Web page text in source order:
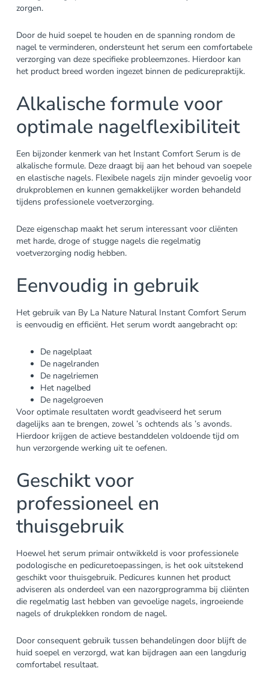
zorgen.
Door de huid soepel te houden en de spanning rondom de
nagel te verminderen, ondersteunt het serum een comfortabele
verzorging van deze specifieke probleemzones. Hierdoor kan
het product breed worden ingezet binnen de pedicurepraktijk.
Alkalische formule voor
optimale nagelflexibiliteit
Een bijzonder kenmerk van het Instant Comfort Serum is de
alkalische formule. Deze draagt bij aan het behoud van soepele
en elastische nagels. Flexibele nagels zijn minder gevoelig voor
drukproblemen en kunnen gemakkelijker worden behandeld
tijdens professionele voetverzorging.
Deze eigenschap maakt het serum interessant voor cliënten
met harde, droge of stugge nagels die regelmatig
voetverzorging nodig hebben.
Eenvoudig in gebruik
Het gebruik van By La Nature Natural Instant Comfort Serum
is eenvoudig en efficiënt. Het serum wordt aangebracht op:
De nagelplaat
De nagelranden
De nagelriemen
Het nagelbed
De nagelgroeven
Voor optimale resultaten wordt geadviseerd het serum
dagelijks aan te brengen, zowel ’s ochtends als ’s avonds.
Hierdoor krijgen de actieve bestanddelen voldoende tijd om
hun verzorgende werking uit te oefenen.
Geschikt voor
professioneel en
thuisgebruik
Hoewel het serum primair ontwikkeld is voor professionele
podologische en pedicuretoepassingen, is het ook uitstekend
geschikt voor thuisgebruik. Pedicures kunnen het product
adviseren als onderdeel van een nazorgprogramma bij cliënten
die regelmatig last hebben van gevoelige nagels, ingroeiende
nagels of drukplekken rondom de nagel.
Door consequent gebruik tussen behandelingen door blijft de
huid soepel en verzorgd, wat kan bijdragen aan een langdurig
comfortabel resultaat.